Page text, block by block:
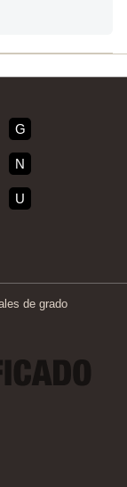
G
N
U
de grado